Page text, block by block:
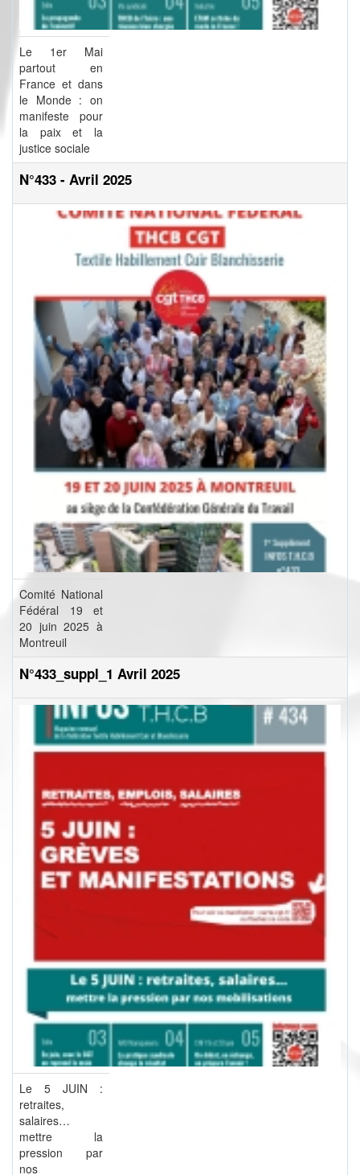
Le 1er Mai
partout en
France et dans
le Monde : on
manifeste pour
la paix et la
justice sociale
N°433 - Avril 2025
Comité National
Fédéral 19 et
20 juin 2025 à
Montreuil
N°433_suppl_1 Avril 2025
Le 5 JUIN :
retraites,
salaires…
mettre la
pression par
nos